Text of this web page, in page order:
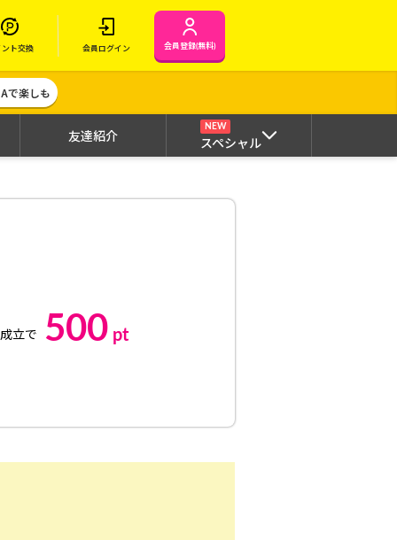
ント交換 会員ログイン 会員登録(無料)
で楽しも
友達紹介
NEW
スペシャル
立で 500 pt